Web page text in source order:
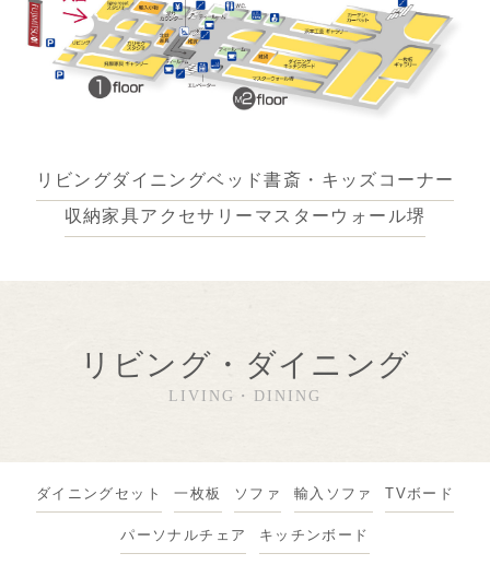
リビングダイニングベッド書斎・キッズコーナー
収納家具アクセサリー マスターウォール堺
リビング・ダイニング
LIVING・DINING
ダイニングセット 一枚板 ソファ 輸入ソファ TVボード
パーソナルチェア キッチンボード